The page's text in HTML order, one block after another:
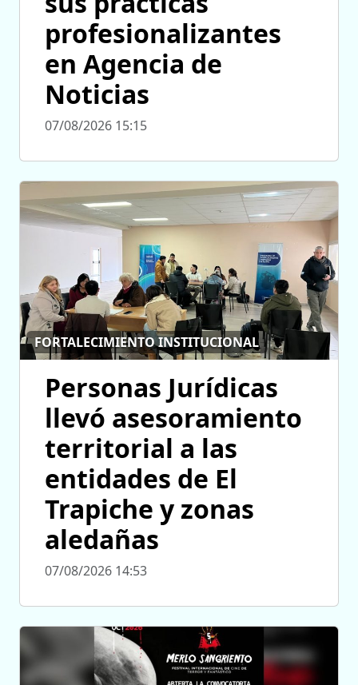
profesionalizantes
en Agencia de
Noticias
07/08/2026 15:15
FORTALECIMIENTO INSTITUCIONAL
Personas Jurídicas
llevó asesoramiento
territorial a las
entidades de El
Trapiche y zonas
aledañas
07/08/2026 14:53